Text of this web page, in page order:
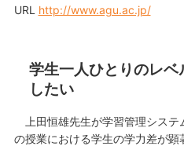
URL http://www.agu.ac.jp/
学生一人ひとりのレ
したい
上田恒雄先生が学習管理システ
の授業における学生の学力差が顕